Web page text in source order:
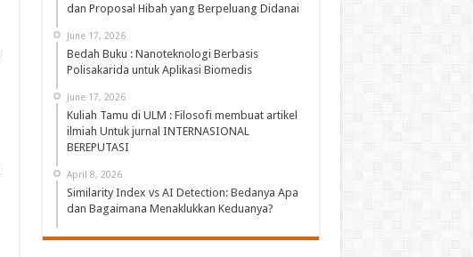
dan Proposal Hibah yang Berpeluang Didanai
June 17, 2026
Bedah Buku : Nanoteknologi Berbasis
Polisakarida untuk Aplikasi Biomedis
June 17, 2026
Kuliah Tamu di ULM : Filosofi membuat artikel
ilmiah Untuk jurnal INTERNASIONAL
BEREPUTASI
April 8, 2026
Similarity Index vs AI Detection: Bedanya Apa
dan Bagaimana Menaklukkan Keduanya?